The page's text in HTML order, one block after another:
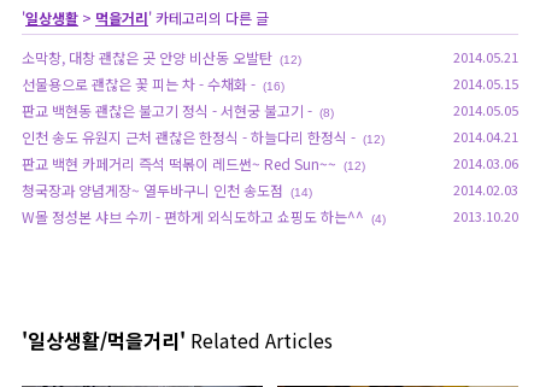
'일상생활 > 먹을거리' 카테고리의 다른 글
소막창, 대창 괜찮은 곳 안양 비산동 오발탄 (12) 2014.05.21
선물용으로 괜찮은 꽃 피는 차 - 수채화 - (16) 2014.05.15
판교 백현동 괜찮은 불고기 정식 - 서현궁 불고기 - (8) 2014.05.05
인천 송도 유원지 근처 괜찮은 한정식 - 하늘다리 한정식 - (12) 2014.04.21
판교 백현 카페거리 즉석 떡볶이 레드썬~ Red Sun~~ (12) 2014.03.06
청국장과 양념게장~ 열두바구니 인천 송도점 (14) 2014.02.03
W몰 정성본 샤브 수끼 - 편하게 외식도하고 쇼핑도 하는^^ (4) 2013.10.20
'일상생활/먹을거리' Related Articles